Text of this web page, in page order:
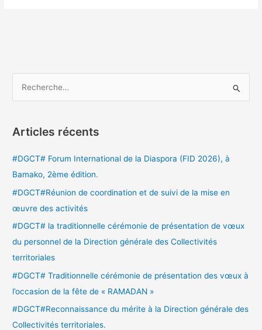
h
r
:
Articles récents
#DGCT# Forum International de la Diaspora (FID 2026), à
Bamako, 2ème édition.
#DGCT#Réunion de coordination et de suivi de la mise en
œuvre des activités
#DGCT# la traditionnelle cérémonie de présentation de vœux
du personnel de la Direction générale des Collectivités
territoriales
#DGCT# Traditionnelle cérémonie de présentation des vœux à
l’occasion de la fête de « RAMADAN »
#DGCT#Reconnaissance du mérite à la Direction générale des
Collectivités territoriales.